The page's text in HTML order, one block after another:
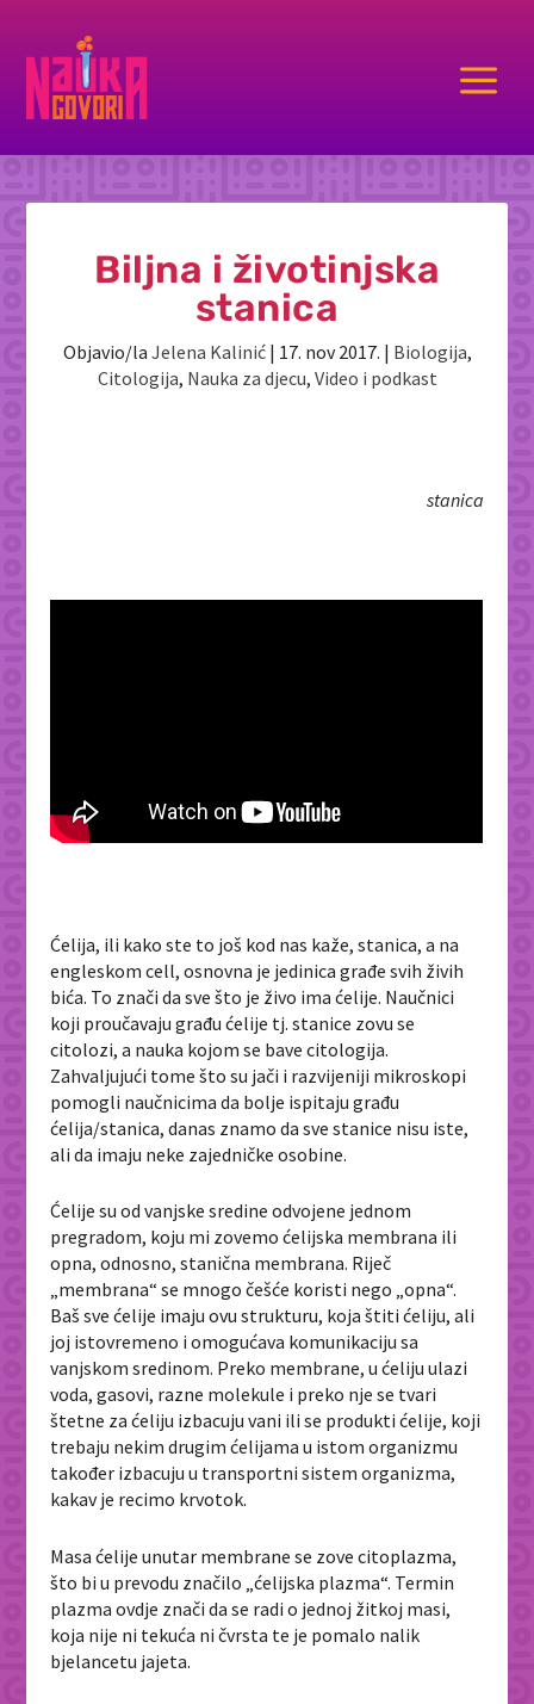
a
Biljna i životinjska
stanica
Objavio/la Jelena Kalinić| 17. nov 2017. | Biologija,
Citologija, Nauka za djecu, Video i podkast
stanica
Ćelija, ili kako ste to još kod nas kaže, stanica, a na
engleskom cell, osnovna je jedinica građe svih živih
bića. To znači da sve što je živo ima ćelije. Naučnici
koji proučavaju građu ćelije tj. stanice zovu se
citolozi, a nauka kojom se bave citologija.
Zahvaljujući tome što su jači i razvijeniji mikroskopi
pomogli naučnicima da bolje ispitaju građu
ćelija/stanica, danas znamo da sve stanice nisu iste,
ali da imaju neke zajedničke osobine.
Ćelije su od vanjske sredine odvojene jednom
pregradom, koju mi zovemo ćelijska membrana ili
opna, odnosno, stanična membrana. Riječ
„membrana“ se mnogo češće koristi nego „opna“.
Baš sve ćelije imaju ovu strukturu, koja štiti ćeliju, ali
joj istovremeno i omogućava komunikaciju sa
vanjskom sredinom. Preko membrane, u ćeliju ulazi
voda, gasovi, razne molekule i preko nje se tvari
štetne za ćeliju izbacuju vani ili se produkti ćelije, koji
trebaju nekim drugim ćelijama u istom organizmu
također izbacuju u transportni sistem organizma,
kakav je recimo krvotok.
Masa ćelije unutar membrane se zove citoplazma,
što bi u prevodu značilo „ćelijska plazma“. Termin
plazma ovdje znači da se radi o jednoj žitkoj masi,
koja nije ni tekuća ni čvrsta te je pomalo nalik
bjelancetu jajeta.